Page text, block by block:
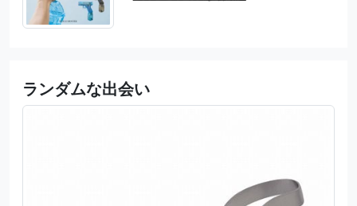
ランダムな出会い